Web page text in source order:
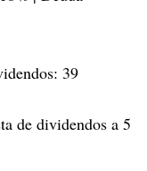
39
de dividendos a 5